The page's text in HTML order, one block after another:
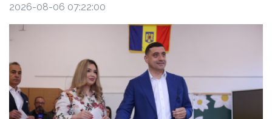
2026-08-06 07:22:00